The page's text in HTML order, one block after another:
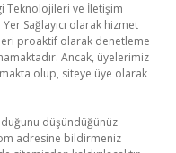
Teknolojileri ve İletişim
Sağlayıcı olarak hizmet
proaktif olarak denetleme
Ancak, üyelerimiz
olup, siteye üye olarak
düşündüğünüz
adresine bildirmeniz